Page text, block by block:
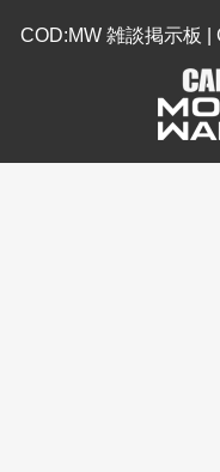
COD:MW 雑談掲示板 |